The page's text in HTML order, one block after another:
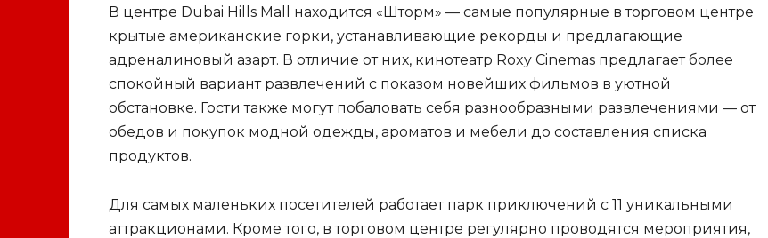
В центре Dubai Hills Mall находится «Шторм» — самые популярные в торговом центре
крытые американские горки, устанавливающие рекорды и предлагающие
адреналиновый азарт. В отличие от них, кинотеатр Roxy Cinemas предлагает более
спокойный вариант развлечений с показом новейших фильмов в уютной
обстановке. Гости также могут побаловать себя разнообразными развлечениями — от
обедов и покупок модной одежды, ароматов и мебели до составления списка
продуктов.
Для самых маленьких посетителей работает парк приключений с 11 уникальными
аттракционами. Кроме того, в торговом центре регулярно проводятся мероприятия,